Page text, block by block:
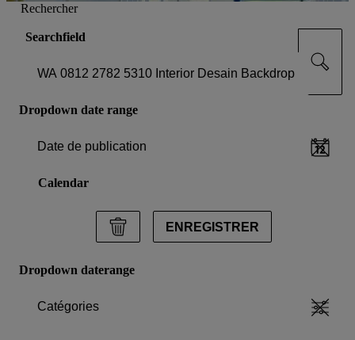
Rechercher
Searchfield
Dropdown date range
Date de publication
Calendar
ENREGISTRER
Dropdown daterange
Catégories